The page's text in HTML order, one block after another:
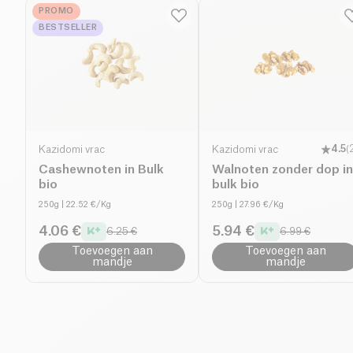
PROMO
BESTSELLER
Kazidomi vrac
Cashewnoten in Bulk
bio
250g | 22.52 €/Kg
4.06 € 6.25 €
Toevoegen aan
mandje
Kazidomi vrac 4.5(
Walnoten zonder dop in
bulk bio
250g | 27.96 €/Kg
5.94 € 6.99 €
Toevoegen aan
mandje